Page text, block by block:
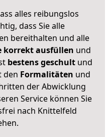
alles reibungslos
dass Sie alle
bereithalten und alle
korrekt ausfüllen und
bestens geschult und
den Formalitäten und
der Abwicklung
Service können Sie
nach Knittelfeld